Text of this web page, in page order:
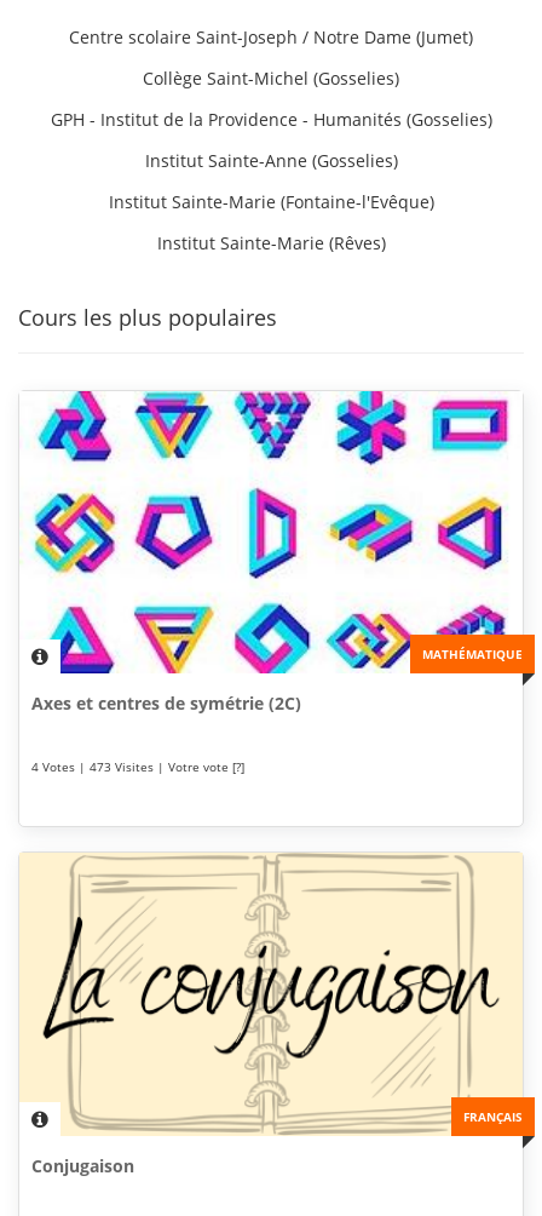
Centre scolaire Saint-Joseph / Notre Dame (Jumet)
Collège Saint-Michel (Gosselies)
GPH - Institut de la Providence - Humanités (Gosselies)
Institut Sainte-Anne (Gosselies)
Institut Sainte-Marie (Fontaine-l'Evêque)
Institut Sainte-Marie (Rêves)
Cours les plus populaires
MATHÉMATIQUE
Axes et centres de symétrie (2C)
4 Votes | 473 Visites | Votre vote [?]
FRANÇAIS
Conjugaison